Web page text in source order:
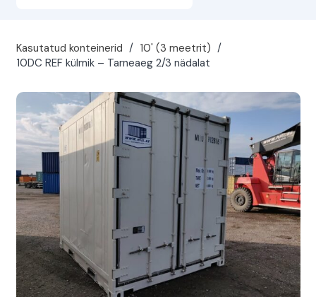
Kasutatud konteinerid / 10' (3 meetrit) /
10DC REF külmik – Tarneaeg 2/3 nädalat